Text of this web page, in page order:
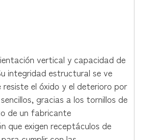
vertical y capacidad de
integridad estructural se ve
el óxido y el deterioro por
gracias a los tornillos de
de un fabricante
que exigen receptáculos de